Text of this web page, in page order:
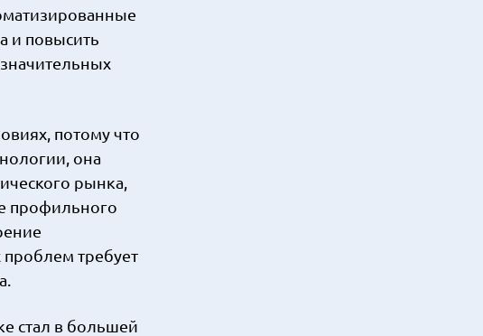
и повысить
потому что
она
рынка,
профильного
требует
стал в большей